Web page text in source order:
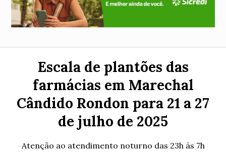
Escala de plantões das
farmácias em Marechal
Cândido Rondon para 21 a 27
de julho de 2025
Atenção ao atendimento noturno das 23h às 7h